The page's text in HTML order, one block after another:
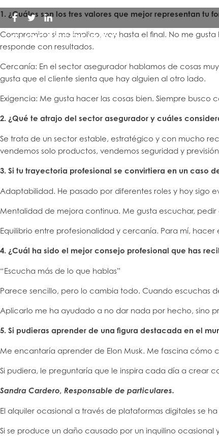
1. ¿Cuáles son los tres valores que mejor representan tu
Compromiso: si me implico, voy hasta el final. No me
responde con resultados.
Cercanía: En el sector asegurador hablamos de cosas
gusta que el cliente sienta que hay alguien al otro lado.
Exigencia: Me gusta hacer las cosas bien. Siempre
2. ¿Qué te atrajo del sector asegurador y cuáles
Se trata de un sector estable, estratégico y con mucho
vendemos solo productos, vendemos seguridad y
3. Si tu trayectoria profesional se convirtiera en un caso
Adaptabilidad. He pasado por diferentes roles y hoy sigo
Mentalidad de mejora continua. Me gusta escuchar,
Equilibrio entre profesionalidad y cercanía. Para mí,
4. ¿Cuál ha sido el mejor consejo profesional que has
“Escucha más de lo que hablas”
Parece sencillo, pero lo cambia todo. Cuando escuchas
Aplicarlo me ha ayudado a no dar nada por hecho, sino
5. Si pudieras aprender de una figura destacada en el
Me encantaría aprender de Elon Musk. Me fascina cómo
Si pudiera, le preguntaría que le inspira cada día a crear
Sandra Cardero, Responsable de particulares.
El alquiler ocasional a través de plataformas digitales se
Si se produce un daño causado por un inquilino